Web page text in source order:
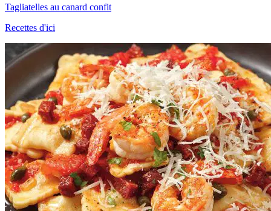
Tagliatelles au canard confit
Recettes d'ici